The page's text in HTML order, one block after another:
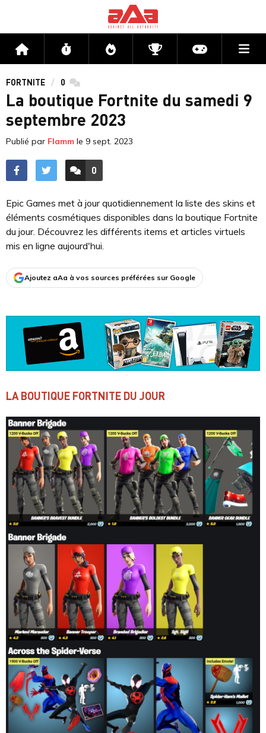
Accueil Flux Directs CompétitionsActu jeux
FORTNITE 0 commentaires
La boutique Fortnite du samedi 9
septembre 2023
Publié par Flamm le 9 sept. 2023
ACCÉDER AUX
0
COMMENTAIRES
Epic Games met à jour quotidiennement la liste des skins et
éléments cosmétiques disponibles dans la boutique Fortnite
du jour. Découvrez les différents items et articles virtuels
mis en ligne aujourd'hui.
Ajoutez aAa à vos sources préférées sur Google
LA BOUTIQUE FORTNITE DU JOUR